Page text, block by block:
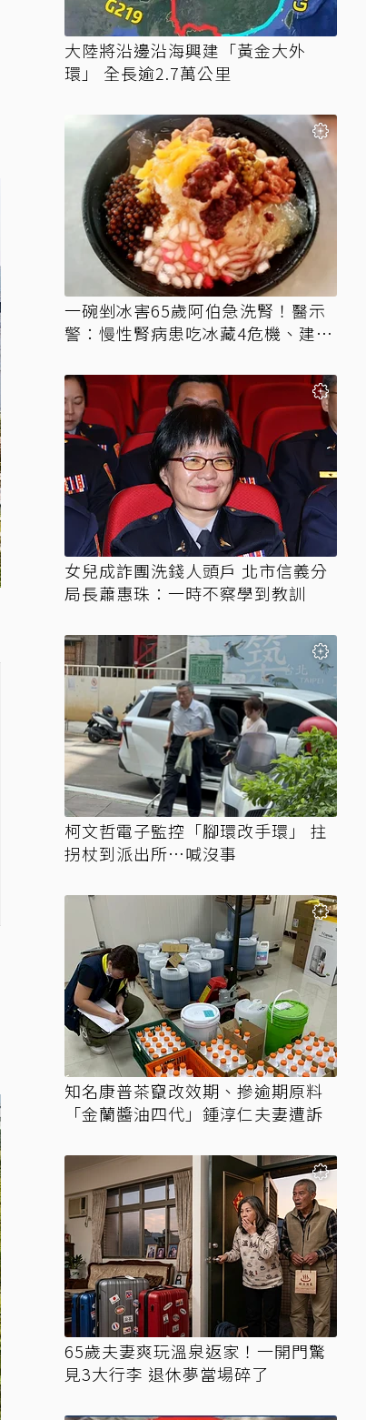
大陸將沿邊沿海興建「黃金大外
環」 全長逾2.7萬公里
一碗剉冰害65歲阿伯急洗腎！醫示
警：慢性腎病患吃冰藏4危機、建議
女兒成詐團洗錢人頭戶 北市信義分
局長蕭惠珠：一時不察學到教訓
柯文哲電子監控「腳環改手環」 拄
拐杖到派出所…喊沒事
知名康普茶竄改效期、摻逾期原料
「金蘭醬油四代」鍾淳仁夫妻遭訴
65歲夫妻爽玩溫泉返家！一開門驚
見3大行李 退休夢當場碎了